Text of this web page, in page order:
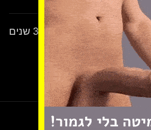
לפני 3 שנים